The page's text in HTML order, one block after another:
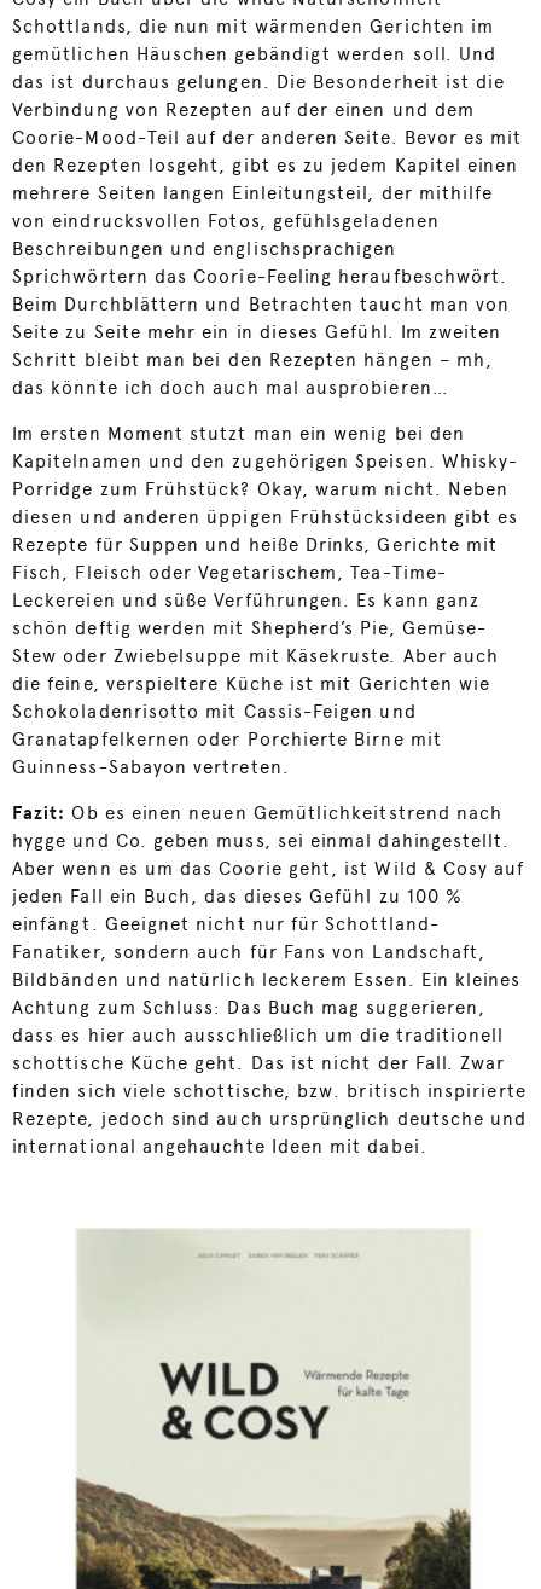
Schottlands, die nun mit wärmenden Gerichten im
gemütlichen Häuschen gebändigt werden soll. Und
das ist durchaus gelungen. Die Besonderheit ist die
Verbindung von Rezepten auf der einen und dem
Coorie-Mood-Teil auf der anderen Seite. Bevor es mit
den Rezepten losgeht, gibt es zu jedem Kapitel einen
mehrere Seiten langen Einleitungsteil, der mithilfe
von eindrucksvollen Fotos, gefühlsgeladenen
Beschreibungen und englischsprachigen
Sprichwörtern das Coorie-Feeling heraufbeschwört.
Beim Durchblättern und Betrachten taucht man von
Seite zu Seite mehr ein in dieses Gefühl. Im zweiten
Schritt bleibt man bei den Rezepten hängen – mh,
das könnte ich doch auch mal ausprobieren…
Im ersten Moment stutzt man ein wenig bei den
Kapitelnamen und den zugehörigen Speisen. Whisky-
Porridge zum Frühstück? Okay, warum nicht. Neben
diesen und anderen üppigen Frühstücksideen gibt es
Rezepte für Suppen und heiße Drinks, Gerichte mit
Fisch, Fleisch oder Vegetarischem, Tea-Time-
Leckereien und süße Verführungen. Es kann ganz
schön deftig werden mit Shepherd’s Pie, Gemüse-
Stew oder Zwiebelsuppe mit Käsekruste. Aber auch
die feine, verspieltere Küche ist mit Gerichten wie
Schokoladenrisotto mit Cassis-Feigen und
Granatapfelkernen oder Porchierte Birne mit
Guinness-Sabayon vertreten.
Fazit:Ob es einen neuen Gemütlichkeitstrend nach
hygge und Co. geben muss, sei einmal dahingestellt.
Aber wenn es um das Coorie geht, ist Wild & Cosy auf
jeden Fall ein Buch, das dieses Gefühl zu 100 %
einfängt. Geeignet nicht nur für Schottland-
Fanatiker, sondern auch für Fans von Landschaft,
Bildbänden und natürlich leckerem Essen. Ein kleines
Achtung zum Schluss: Das Buch mag suggerieren,
dass es hier auch ausschließlich um die traditionell
schottische Küche geht. Das ist nicht der Fall. Zwar
finden sich viele schottische, bzw. britisch inspirierte
Rezepte, jedoch sind auch ursprünglich deutsche und
international angehauchte Ideen mit dabei.